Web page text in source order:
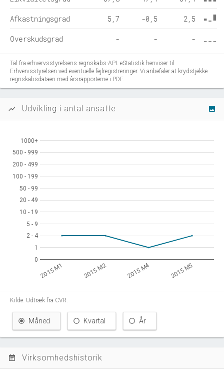
Afkastningsgrad 5,7 -0,5 2,5
Overskudsgrad - - -
Tal fra erhvervsstyrelsens regnskabs-API. eStatistik henviser til
Erhvervsstyrelsen ved eventuelle fejlregistreringer. Vi anbefaler at krydstjekke
regnskabsdataen med årsrapporterne i PDF.
show_chart Udvikling i antal ansatte image
2015 M1 2015 M2 2015 M4 2015 M5
0
0
11
2 - 4
2 - 4
5 - 9
5 - 9
10 - 19
10 - 19
20 - 49
20 - 49
50 - 99
50 - 99
100 - 199
100 - 199
200 - 499
200 - 499
500 - 999
500 - 999
1000+
1000+
Kilde: Udtræk fra CVR.
Måned Kvartal År
event_note Virksomhedshistorik